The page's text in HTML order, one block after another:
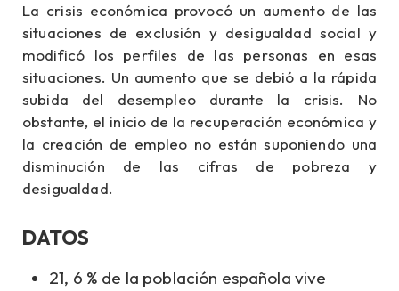
La crisis económica provocó un aumento de las
situaciones de exclusión y desigualdad social y
modificó los perfiles de las personas en esas
situaciones. Un aumento que se debió a la rápida
subida del desempleo durante la crisis. No
obstante, el inicio de la recuperación económica y
la creación de empleo no están suponiendo una
disminución de las cifras de pobreza y
desigualdad.
DATOS
21, 6 % de la población española vive